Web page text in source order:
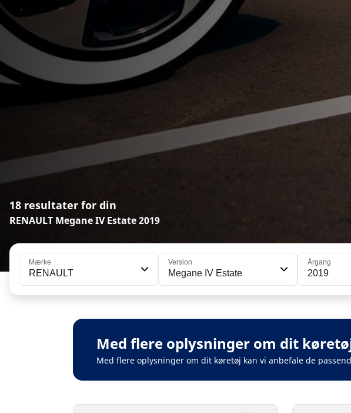
18 resultater for din
RENAULT Megane IV Estate 2019
Mærke
RENAULT
Version
Megane IV Estate
Årgang
2019
Med flere oplysninger om dit
Med flere oplysninger om dit køretøj kan vi anbefale de